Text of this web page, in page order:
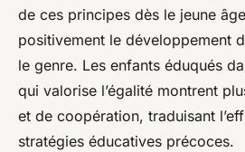
de ces principes dès le jeune
positivement le développement
le genre. Les enfants éduqués
qui valorise l’égalité montrent
et de coopération, traduisant
stratégies éducatives précoces.